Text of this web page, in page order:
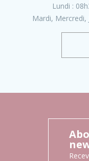
Lundi :
Mardi, Mercredi,